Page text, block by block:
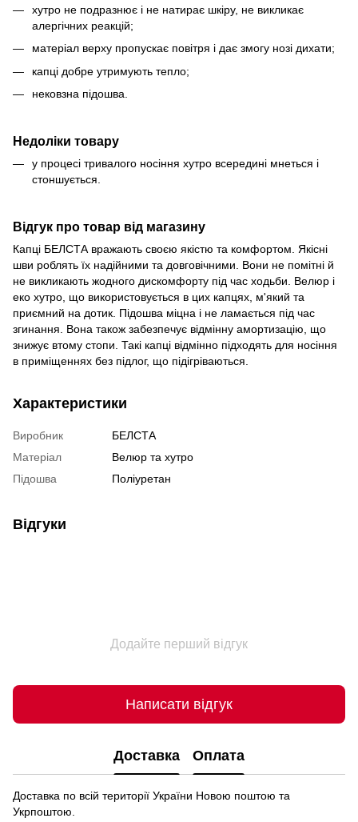
хутро не подразнює і не натирає шкіру, не викликає
алергічних реакцій;
матеріал верху пропускає повітря і дає змогу нозі дихати;
капці добре утримують тепло;
нековзна підошва.
Недоліки товару
у процесі тривалого носіння хутро всередині мнеться і
стоншується.
Відгук про товар від магазину
Капці БЕЛСТА вражають своєю якістю та комфортом. Якісні
шви роблять їх надійними та довговічними. Вони не помітні й
не викликають жодного дискомфорту під час ходьби. Велюр і
еко хутро, що використовується в цих капцях, м'який та
приємний на дотик. Підошва міцна і не ламається під час
згинання. Вона також забезпечує відмінну амортизацію, що
знижує втому стопи. Такі капці відмінно підходять для носіння
в приміщеннях без підлог, що підігріваються.
Характеристики
Виробник
БЕЛСТА
Матеріал
Велюр та хутро
Підошва
Поліуретан
Відгуки
Додайте перший відгук
Написати відгук
Доставка Оплата
Доставка по всій території України Новою поштою та
Укрпоштою.